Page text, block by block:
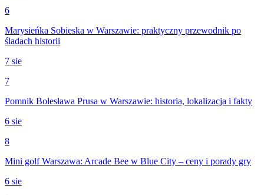
6
Marysieńka Sobieska w Warszawie: praktyczny przewodnik po
śladach historii
7 sie
7
Pomnik Bolesława Prusa w Warszawie: historia, lokalizacja i fakty
6 sie
8
Mini golf Warszawa: Arcade Bee w Blue City – ceny i porady gry
6 sie